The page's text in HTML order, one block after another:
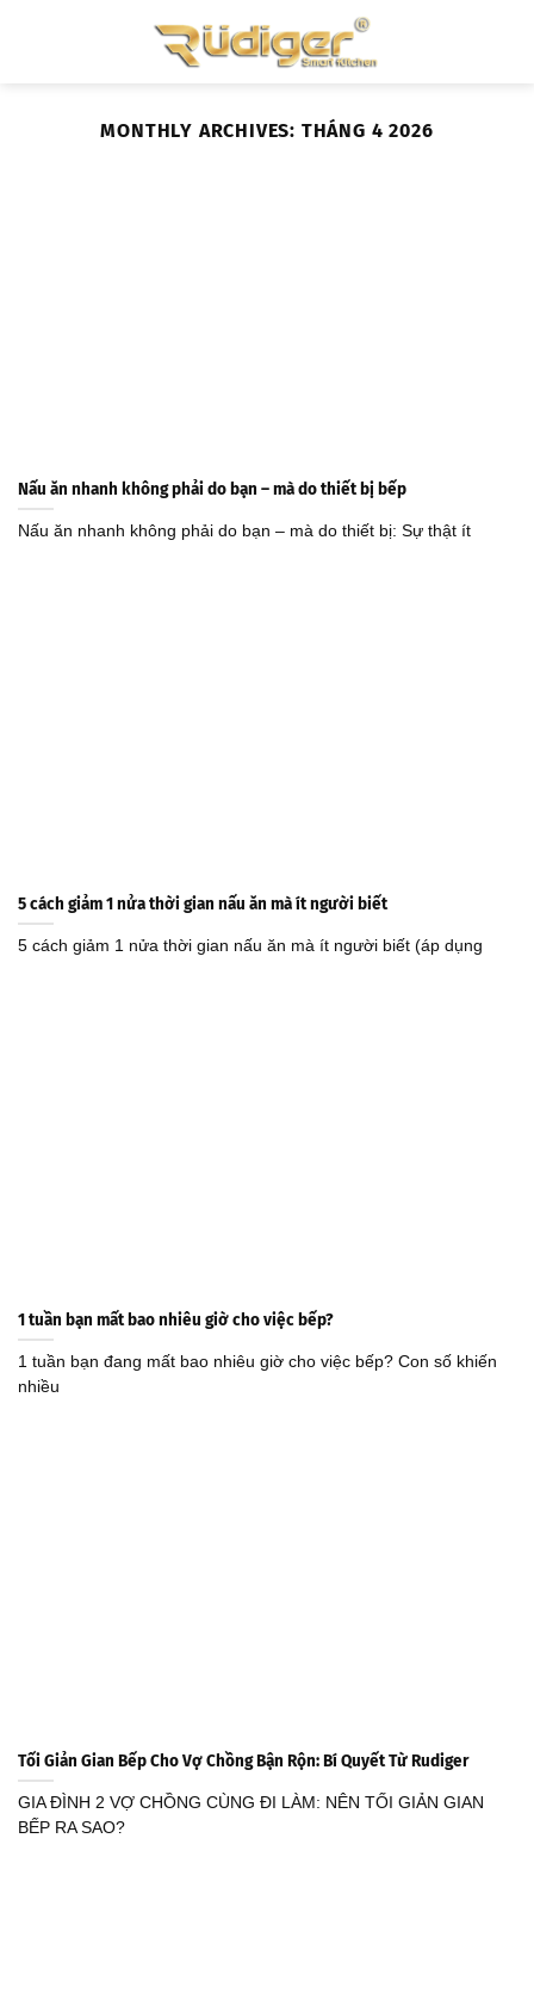
MONTHLY ARCHIVES: THÁNG 4 2026
Nấu ăn nhanh không phải do bạn – mà do thiết bị bếp
Nấu ăn nhanh không phải do bạn – mà do thiết bị: Sự thật ít
5 cách giảm 1 nửa thời gian nấu ăn mà ít người biết
5 cách giảm 1 nửa thời gian nấu ăn mà ít người biết (áp dụng
1 tuần bạn mất bao nhiêu giờ cho việc bếp?
1 tuần bạn đang mất bao nhiêu giờ cho việc bếp? Con số khiến
nhiều
Tối Giản Gian Bếp Cho Vợ Chồng Bận Rộn: Bí Quyết Từ Rudiger
GIA ĐÌNH 2 VỢ CHỒNG CÙNG ĐI LÀM: NÊN TỐI GIẢN GIAN
BẾP RA SAO?